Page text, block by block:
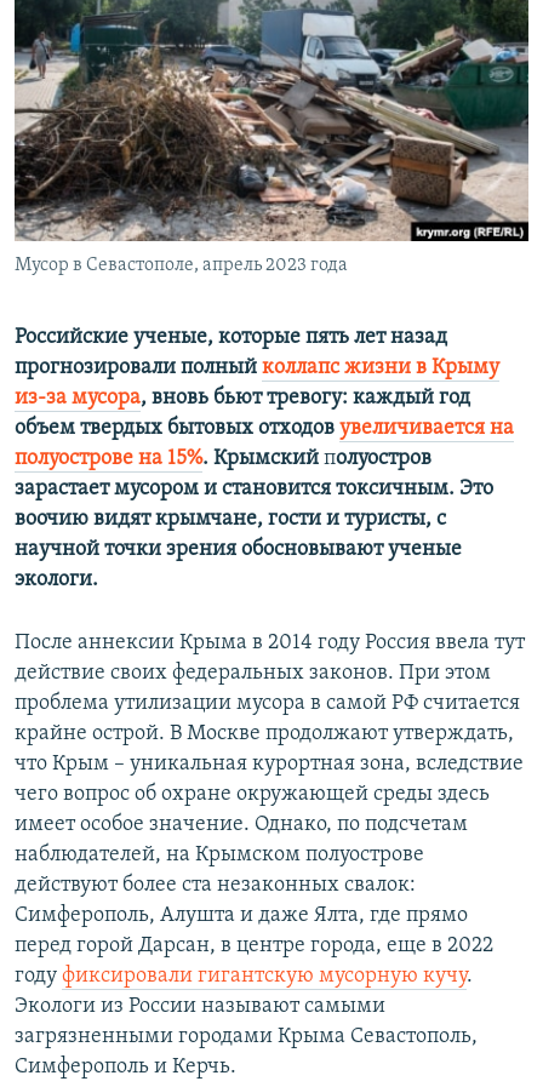
ПРОПАВШИЕ БЕЗ ВЕСТИ
ПОБЕДИТЕЛЕЙ НЕ СУДЯТ?
КРЫМ.НЕПОКОРЕННЫЙ
ELIFBE
УКРАИНСКАЯ ПРОБЛЕМА КРЫМА
ПРИСОЕДИНЯЙТЕСЬ!
Все сайты RFE/RL
Мусор в Севастополе, апрель 2023 года
Российские ученые, которые пять лет назад
прогнозировали полный коллапс жизни в Крыму
из-за мусора, вновь бьют тревогу: каждый год
объем твердых бытовых отходов увеличивается на
полуострове на 15%. Крымский полуостров
зарастает мусором и становится токсичным. Это
воочию видят крымчане, гости и туристы, с
научной точки зрения обосновывают ученые
экологи.
После аннексии Крыма в 2014 году Россия ввела тут
действие своих федеральных законов. При этом
проблема утилизации мусора в самой РФ считается
крайне острой. В Москве продолжают утверждать,
что Крым – уникальная курортная зона, вследствие
чего вопрос об охране окружающей среды здесь
имеет особое значение. Однако, по подсчетам
наблюдателей, на Крымском полуострове
действуют более ста незаконных свалок:
Симферополь, Алушта и даже Ялта, где прямо
перед горой Дарсан, в центре города, еще в 2022
году фиксировали гигантскую мусорную кучу.
Экологи из России называют самыми
загрязненными городами Крыма Севастополь,
Симферополь и Керчь.